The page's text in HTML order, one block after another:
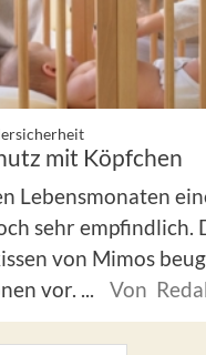
mit Köpfchen
Lebensmonaten
sehr empfindlich.
von Mimos
vor. ...
Von